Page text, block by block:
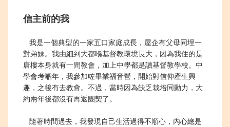
信主前的我
我是一個典型的一家五口家庭成長，屋企有父母同埋一
對弟妹。我由細到大都喺基督教環境長大，因為我住的是
唐樓本身就有一間教會，加上中學都是讀基督教學校。中
學會考嗰年，我參加咗畢業福音營，開始對信仰產生興
趣，之後有去教會。不過，當時因為缺乏栽培同動力，大
約兩年後都沒有再返團契了。
隨著時間過去，我發現自己生活過得不順心，內心總是